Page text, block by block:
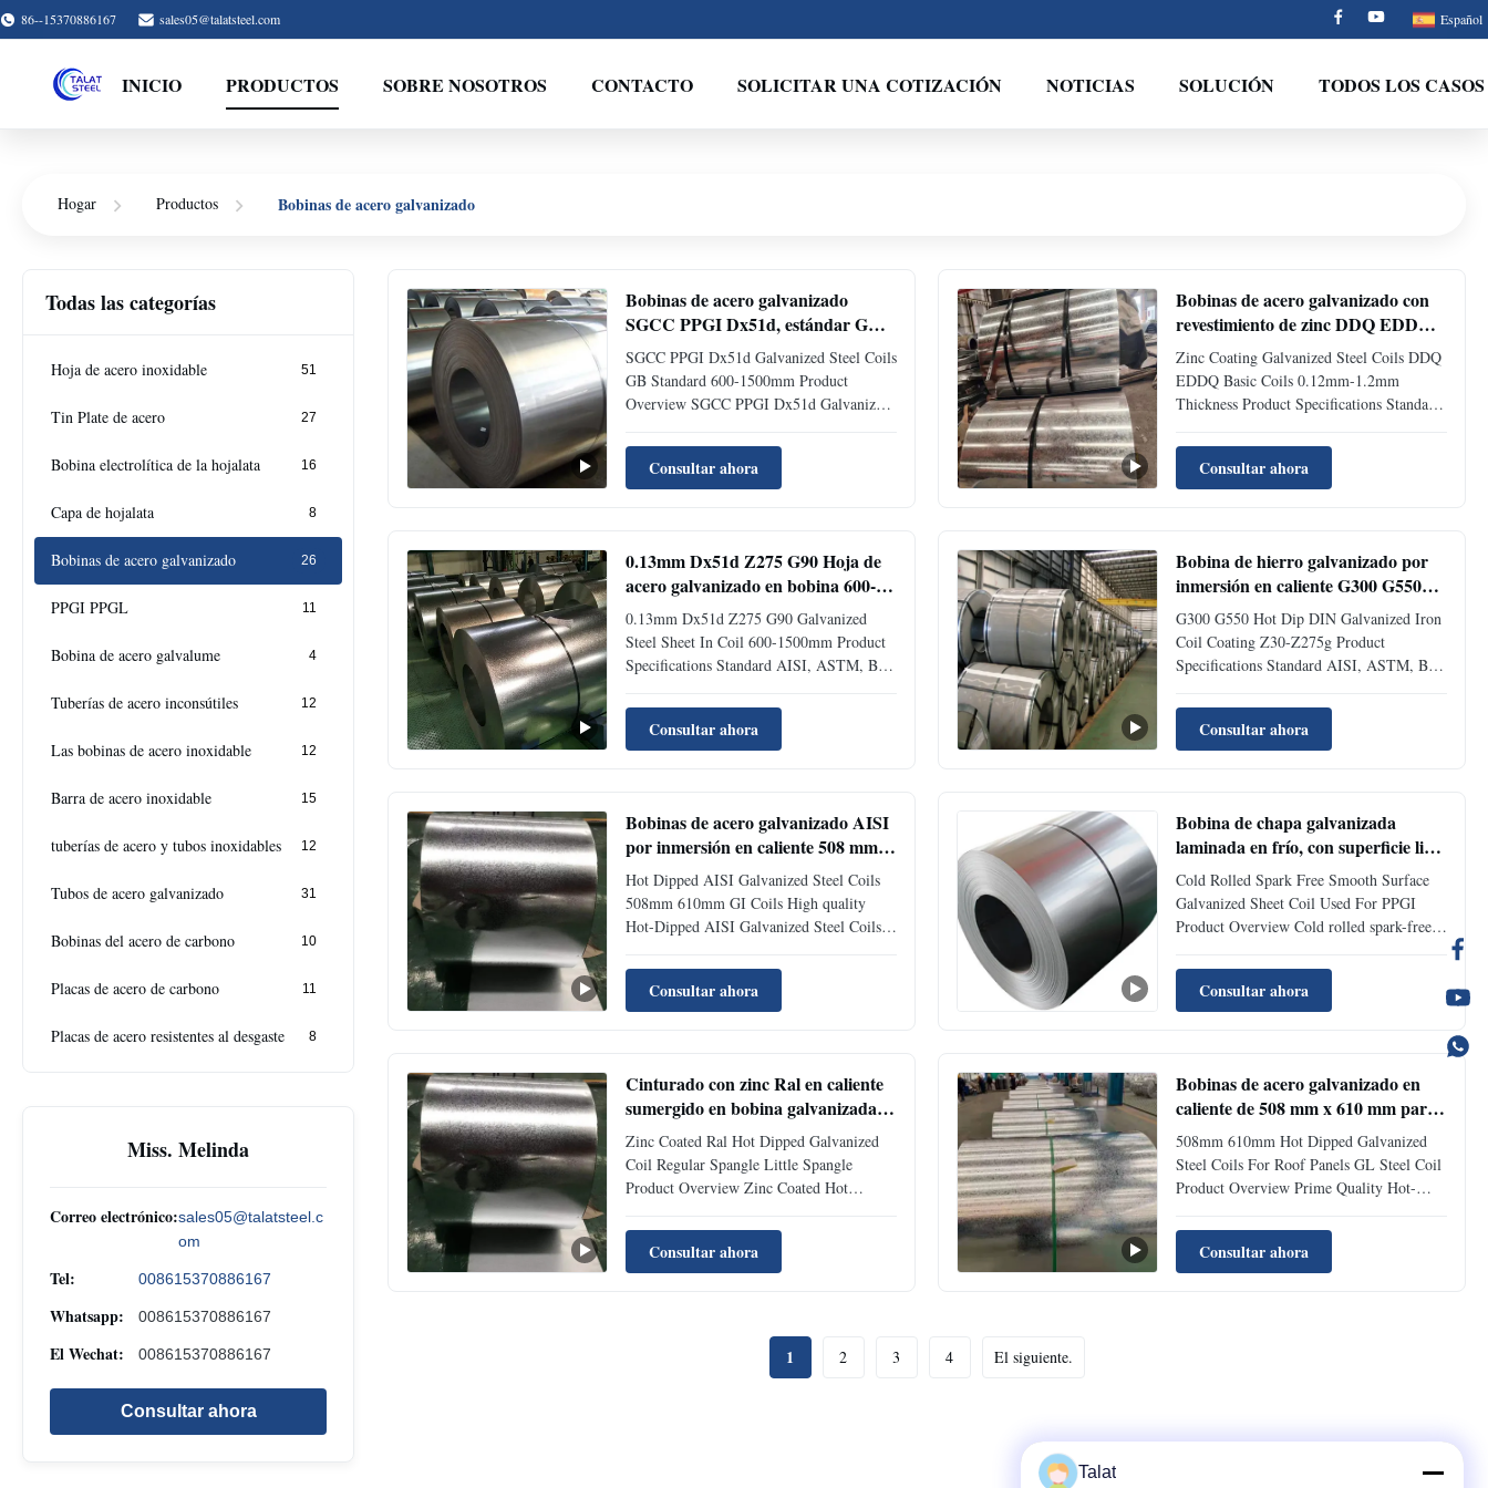
86--15370886167 sales05@talatsteel.com Español
INICIO PRODUCTOS SOBRE NOSOTROS CONTACTO SOLICITAR UNA COTIZACIÓN NOTICIAS SOLUCIÓN TODOS LOS CASOS
Hogar Productos Bobinas de acero galvanizado
Todas las categorías
Hoja de acero inoxidable 51
Tin Plate de acero 27
Bobina electrolítica de la hojalata 16
Capa de hojalata 8
Bobinas de acero galvanizado 26
PPGI PPGL 11
Bobina de acero galvalume 4
Tuberías de acero inconsútiles 12
Las bobinas de acero inoxidable 12
Barra de acero inoxidable 15
tuberías de acero y tubos inoxidables 12
Tubos de acero galvanizado 31
Bobinas del acero de carbono 10
Placas de acero de carbono 11
Placas de acero resistentes al desgaste 8
Miss. Melinda
Correo electrónico:sales05@talatsteel.c
om
Tel: 008615370886167
Whatsapp: 008615370886167
El Wechat: 008615370886167
Consultar ahora
Bobinas de acero galvanizado
SGCC PPGI Dx51d, estándar GB
600-1500mm
SGCC PPGI Dx51d Galvanized Steel Coils
GB Standard 600-1500mm Product
Overview SGCC PPGI Dx51d Galvanized
specifications, offering superior corrosion
protection and versatile applications across
multiple industries. Technical
Consultar ahora
Bobinas de acero galvanizado con
revestimiento de zinc DDQ EDDQ
Bobinas básicas Espesor de 0,12
mm a 1,2 mm
Zinc Coating Galvanized Steel Coils DDQ
EDDQ Basic Coils 0.12mm-1.2mm
Thickness Product Specifications Standard
GL Sheet And Coil zinc coating coils
DDQ EDDQ Basic coils 0.12mm-1.2mm
Thickness Surface Galvanized Coated
Consultar ahora
0.13mm Dx51d Z275 G90 Hoja de
acero galvanizado en bobina 600-
1500mm
0.13mm Dx51d Z275 G90 Galvanized
Steel Sheet In Coil 600-1500mm Product
Specifications Standard AISI, ASTM, BS,
Surface Structure Normal spangle
coating(NS), minimized spangle
coating(MS), spangle-free(FS) Zinc
Consultar ahora
Bobina de hierro galvanizado por
inmersión en caliente G300 G550
DIN Recubrimiento Z30-Z275g
G300 G550 Hot Dip DIN Galvanized Iron
Coil Coating Z30-Z275g Product
Specifications Standard AISI, ASTM, BS,
Galvanized Coated Surface Structure
Normal spangle coating(NS), minimized
spangle coating(MS), spangle-free(FS)
Consultar ahora
Bobinas de acero galvanizado AISI
por inmersión en caliente 508 mm
610 mm Bobinas GI
Hot Dipped AISI Galvanized Steel Coils
508mm 610mm GI Coils High quality
Hot-Dipped AISI Galvanized Steel Coils
GI coils. Product Specifications Standard
AISI, ASTM, BS, DIN, GB, JIS Type Hot
Dipped Surface Galvanized Coated Surface
Consultar ahora
Bobina de chapa galvanizada
laminada en frío, con superficie lisa
y sin chispas, utilizada para PPGI
Cold Rolled Spark Free Smooth Surface
Galvanized Sheet Coil Used For PPGI
Product Overview Cold rolled spark-free
specifically designed for PPGI (Pre-
Painted Galvanized Iron) applications,
featuring mirror-like smooth surface finish
Consultar ahora
Cinturado con zinc Ral en caliente
sumergido en bobina galvanizada
Regular Spangle Little Spangle
Zinc Coated Ral Hot Dipped Galvanized
Coil Regular Spangle Little Spangle
Product Overview Zinc Coated Hot
Regular Spangle and Little Spangle
variations to meet diverse application
requirements. Surface Morphology
Consultar ahora
Bobinas de acero galvanizado en
caliente de 508 mm x 610 mm para
paneles de techo, bobina de acero
Gl
508mm 610mm Hot Dipped Galvanized
Steel Coils For Roof Panels GL Steel Coil
Product Overview Prime Quality Hot-
roof panels with exceptional corrosion
resistance and processing performance.
Key Features & Advantages Excellent
Consultar ahora
1 2 3 4 El siguiente.
Talat